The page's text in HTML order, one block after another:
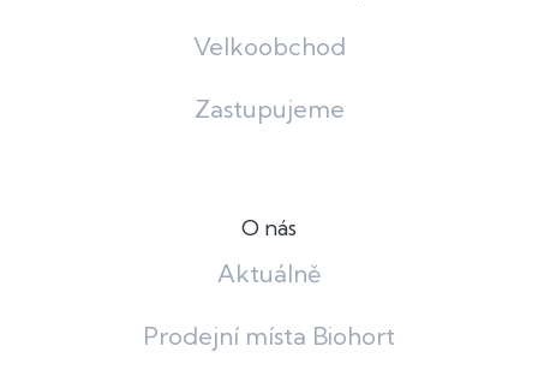
Velkoobchod
Zastupujeme
O nás
Aktuálně
Prodejní místa Biohort